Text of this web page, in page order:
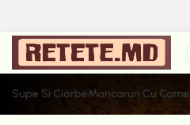
Supe Si CiorbeMancaruri Cu Carne